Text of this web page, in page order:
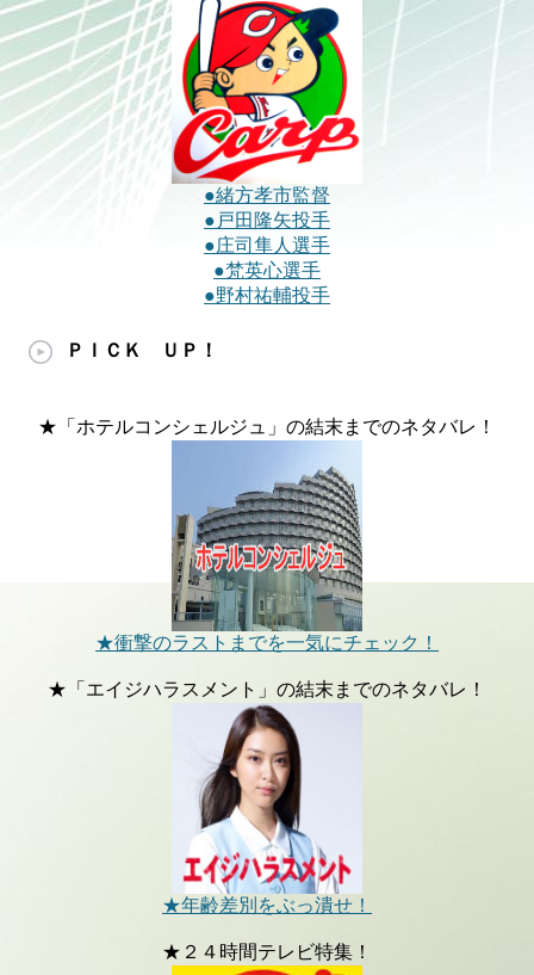
●緒方孝市監督
●戸田隆矢投手
●庄司隼人選手
●梵英心選手
●野村祐輔投手
ＰＩＣＫ ＵＰ！
★「ホテルコンシェルジュ」の結末までのネタバレ！
★衝撃のラストまでを一気にチェック！
★「エイジハラスメント」の結末までのネタバレ！
★年齢差別をぶっ潰せ！
★２４時間テレビ特集！